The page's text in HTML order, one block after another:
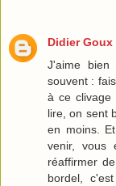
Didier Goux
J'aime
souvent :
à ce clivage
lire, on sent
en moins.
venir, vous
réaffirmer
bordel,